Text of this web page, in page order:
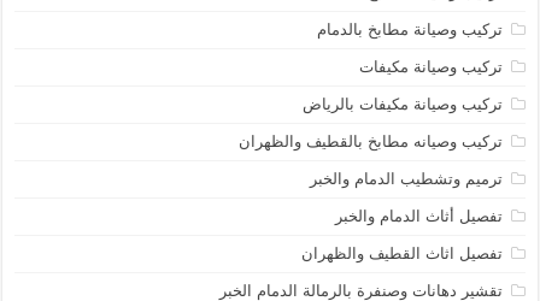
تركيب وصيانة مطابخ بالدمام
تركيب وصيانة مكيفات
تركيب وصيانة مكيفات بالرياض
تركيب وصيانه مطابخ بالقطيف والظهران
ترميم وتشطيب الدمام والخبر
تفصيل أثاث الدمام والخبر
تفصيل اثاث القطيف والظهران
تقشير دهانات وصنفرة بالرمالة الدمام الخبر